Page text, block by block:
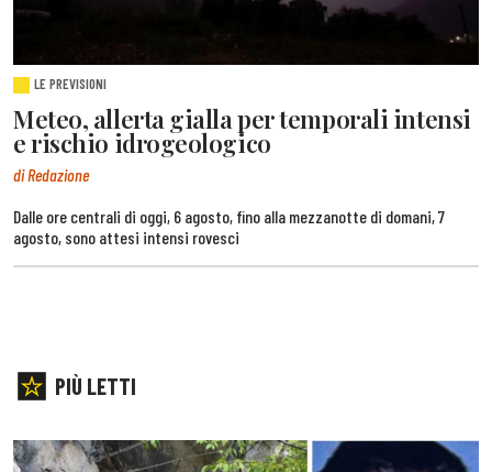
LE PREVISIONI
Meteo, allerta gialla per temporali intensi
e rischio idrogeologico
di Redazione
Dalle ore centrali di oggi, 6 agosto, fino alla mezzanotte di domani, 7
agosto, sono attesi intensi rovesci
PIÙ LETTI